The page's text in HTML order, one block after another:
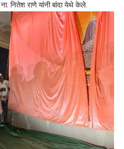
नितेश राणे यांनी बांदा येथे केले.